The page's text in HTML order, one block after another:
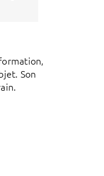
Son